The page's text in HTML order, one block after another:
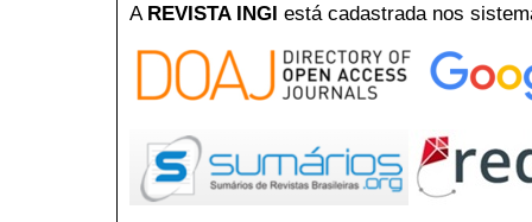
A REVISTA INGI está cadastrada nos